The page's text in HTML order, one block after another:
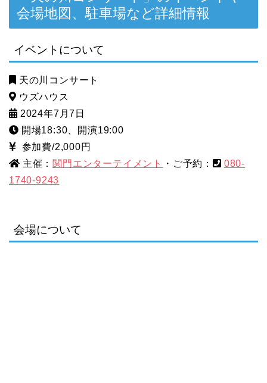
会場地図、駐車場など詳細情報
イベントについて
天の川コンサート
ウズハウス
2024年7月7日
開場18:30、開演19:00
参加費/2,000円
主催： 関門エンターテイメント ・ご予約：
080-
1740-9243
会場について